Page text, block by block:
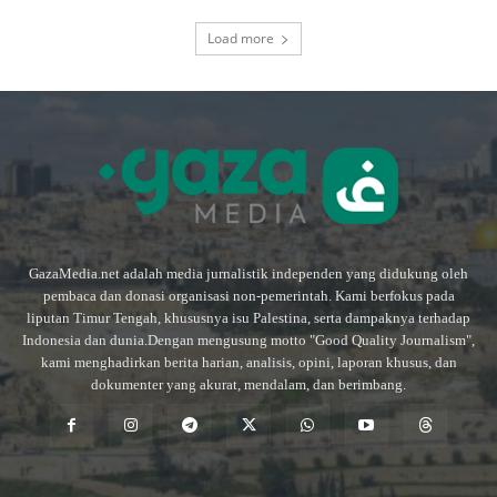
Load more
GazaMedia.net adalah media jurnalistik independen yang didukung oleh
pembaca dan donasi organisasi non-pemerintah. Kami berfokus pada
liputan Timur Tengah, khususnya isu Palestina, serta dampaknya terhadap
Indonesia dan dunia.Dengan mengusung motto "Good Quality Journalism",
kami menghadirkan berita harian, analisis, opini, laporan khusus, dan
dokumenter yang akurat, mendalam, dan berimbang.